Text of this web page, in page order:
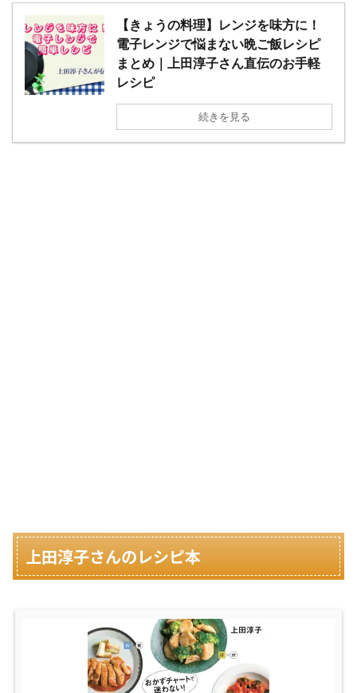
【きょうの料理】レンジを味方に！
電子レンジで悩まない晩ご飯レシピ
まとめ｜上田淳子さん直伝のお手軽
レシピ
続きを見る
上田淳子さんのレシピ本